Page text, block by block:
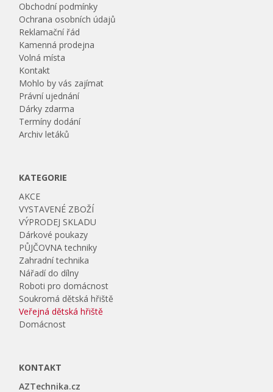
Obchodní podmínky
Ochrana osobních údajů
Reklamační řád
Kamenná prodejna
Volná místa
Kontakt
Mohlo by vás zajímat
Právní ujednání
Dárky zdarma
Termíny dodání
Archiv letáků
KATEGORIE
AKCE
VYSTAVENÉ ZBOŽÍ
VÝPRODEJ SKLADU
Dárkové poukazy
PŮJČOVNA techniky
Zahradní technika
Nářadí do dílny
Roboti pro domácnost
Soukromá dětská hřiště
Veřejná dětská hřiště
Domácnost
KONTAKT
AZTechnika.cz